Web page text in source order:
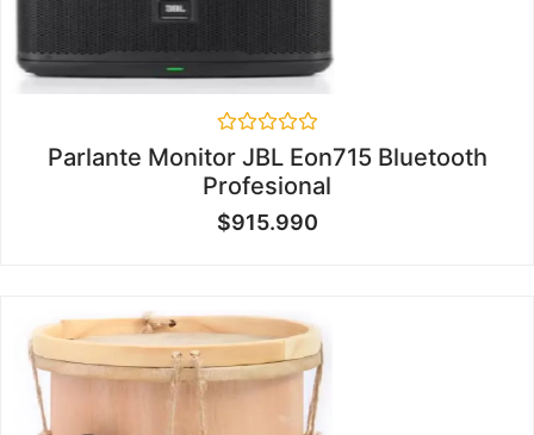
Valorado
en
0
de
5
Parlante Monitor JBL Eon715 Bluetooth
Profesional
$915.990